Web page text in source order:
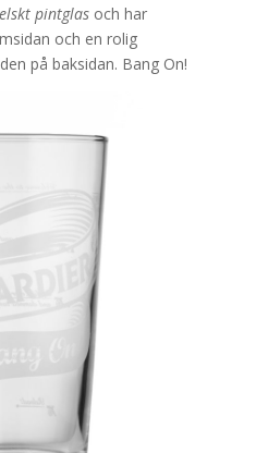
pintglasoch har
och en rolig
på baksidan. Bang On!